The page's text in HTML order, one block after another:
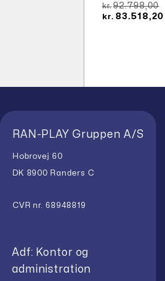
kr. 92.798,00
kr. 83.518,20
RAN-PLAY Gruppen A/S
Hobrovej 60
DK 8900 Randers C
CVR nr. 68948819
Adf: Kontor og
administration